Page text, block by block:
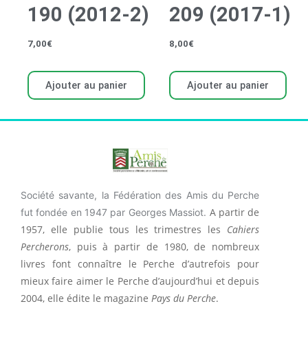
190 (2012-2)
7,00€
Ajouter au panier
209 (2017-1)
8,00€
Ajouter au panier
Société savante, la Fédération des Amis du Perche
fut fondée en 1947 par Georges Massiot. A partir de
1957, elle publie tous les trimestres les Cahiers
Percherons, puis à partir de 1980, de nombreux
livres font connaître le Perche d’autrefois pour
mieux faire aimer le Perche d’aujourd’hui et depuis
2004, elle édite le magazine Pays du Perche.